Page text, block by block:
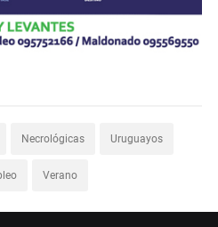
Necrológicas Uruguayos
Verano